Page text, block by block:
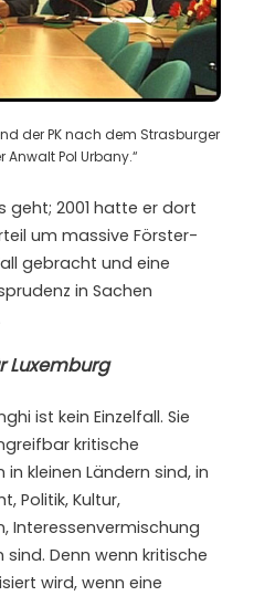
der PK nach dem Strasburger
Anwalt Pol Urbany.“
geht; 2001 hatte er dort
um massive Förster-
gebracht und eine
in Sachen
Luxemburg
ist kein Einzelfall. Sie
kritische
kleinen Ländern sind, in
Politik, Kultur,
Interessenvermischung
Denn wenn kritische
wird, wenn eine